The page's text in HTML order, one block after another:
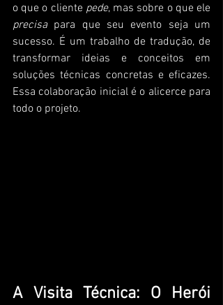
o que o cliente pede
precisa para que seu evento seja um
sucesso. É um trabalho de tradução, de
transformar ideias e conceitos em
soluções técnicas concretas e eficazes.
Essa colaboração inicial é o alicerce para
todo o projeto.
A Visita Técnica: O Herói